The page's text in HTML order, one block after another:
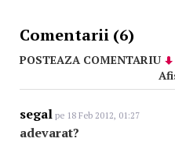
Comentarii (6)
POSTEAZA COMENTARIU
segal pe 18 Feb 2012, 01:27
adevarat?